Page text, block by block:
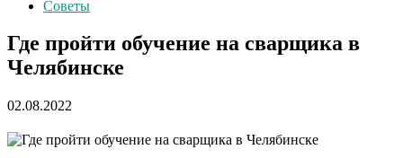
Советы
Где пройти обучение на сварщика в
Челябинске
02.08.2022